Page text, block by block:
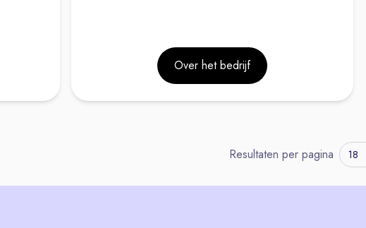
Over het bedrijf
Resultaten per pagina 18